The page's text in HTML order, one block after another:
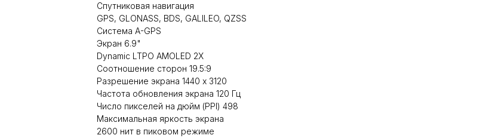
Спутниковая навигация
GPS, GLONASS, BDS, GALILEO, QZSS
Система A-GPS
Экран 6.9"
Dynamic LTPO AMOLED 2X
Соотношение сторон 19.5:9
Разрешение экрана 1440 x 3120
Частота обновления экрана 120 Гц
Число пикселей на дюйм (PPI) 498
Максимальная яркость экрана
2600 нит в пиковом режиме